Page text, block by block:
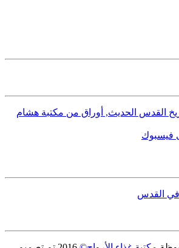
القدس الحديث, أوراق من مكتبة هشام
فيسبوك
في القدس